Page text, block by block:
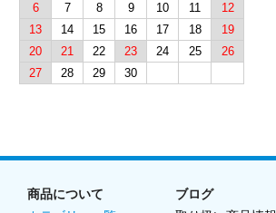
6
7 8 9 10 11
12
13
14 15 16 17 18
19
20
21 22 23 24 25
26
27
28 29 30
商品について
ブログ